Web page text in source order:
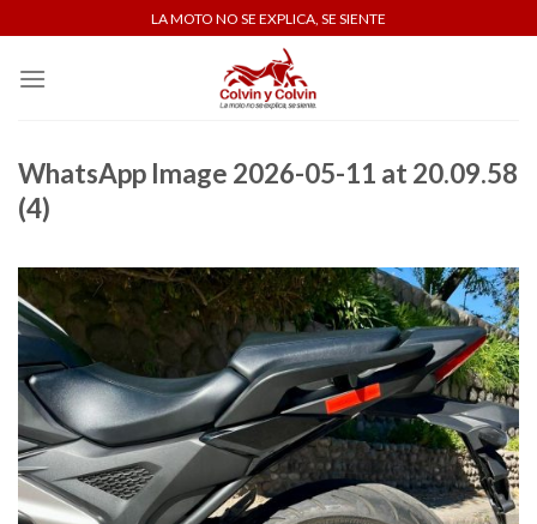
to
content
LA MOTO NO SE EXPLICA, SE SIENTE
WhatsApp Image 2026-05-11 at 20.09.58
(4)